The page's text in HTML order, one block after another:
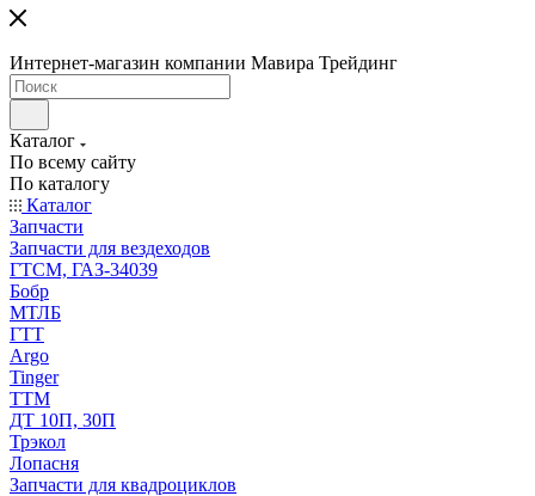
Интернет-магазин компании Мавира Трейдинг
Каталог
По всему сайту
По каталогу
Каталог
Запчасти
Запчасти для вездеходов
ГТСМ, ГАЗ-34039
Бобр
МТЛБ
ГТТ
Argo
Tinger
ТТМ
ДТ 10П, 30П
Трэкол
Лопасня
Запчасти для квадроциклов